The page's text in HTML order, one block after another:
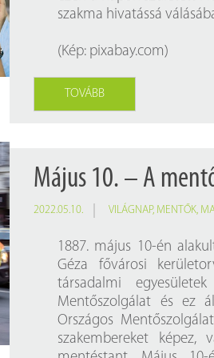
kitüntetett kollégáink
katalógus
szakma hivatássá
(Kép: pixabay.com)
TOVÁBB
Május 10. – A
2022.05.10. VILÁGNAP, MENTŐK,
1887. május 10-én
Géza fővárosi
társadalmi
Mentőszolgálat és ez
Országos
szakembereket